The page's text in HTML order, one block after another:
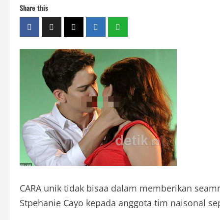
Share this
CARA unik tidak bisaa dalam memberikan
Stpehanie Cayo kepada anggota tim naisonal